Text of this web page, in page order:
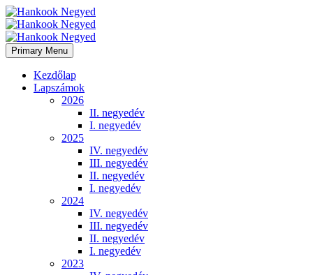
Primary Menu
Kezdőlap
Lapszámok
2026
II. negyedév
I. negyedév
2025
IV. negyedév
III. negyedév
II. negyedév
I. negyedév
2024
IV. negyedév
III. negyedév
II. negyedév
I. negyedév
2023